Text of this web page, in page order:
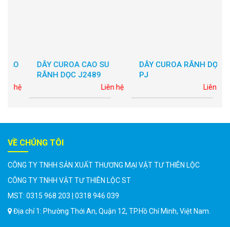
DÂY CUROA CAO SU
RÃNH DỌC J2489
Liên hệ
DÂY CUROA RÃNH DỌC
Liên hệ
VỀ CHÚNG TÔI
CÔNG TY TNHH SẢN XUẤT THƯƠNG MẠI VẬT TƯ THIÊN LỘC
CÔNG TY TNHH VẬT TƯ THIÊN LỘC ST
MST: 0315 968 203 | 0318 946 039
Địa chỉ 1: Phường Thới An, Quận 12, TP.Hồ Chí Minh, Việt Nam.